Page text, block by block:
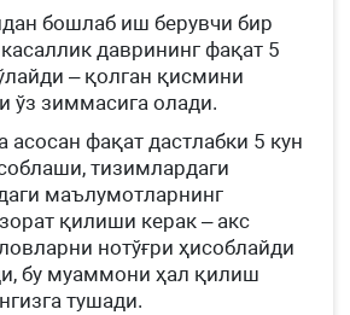
бошлаб иш берувчи бир
даврининг фақат 5
– қолган қисмини
ўз зиммасига олади.
асосан фақат дастлабки 5 кун
тизимлардаги
маълумотларнинг
қилиши керак – акс
нотўғри ҳисоблайди
бу муаммони ҳал қилиш
тушади.